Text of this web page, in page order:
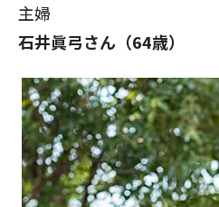
主婦
石井眞弓さん（64歳）